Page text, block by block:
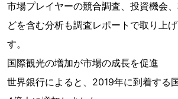
市場プレイヤーの競合調査、投資機会
どを含む分析も調査レポートで取り上
す。
国際観光の増加が市場の成長を促進
世界銀行によると、2019年に到着する